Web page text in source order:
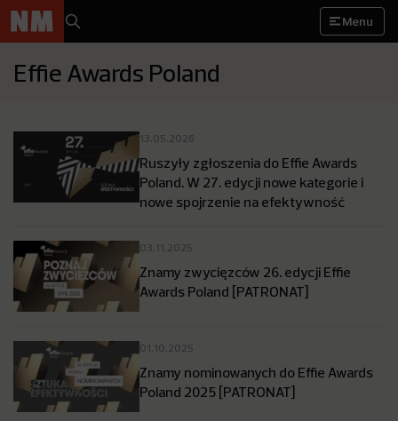
Menu
Effie Awards Poland
13.05.2026
Ruszyły zgłoszenia do Effie Awards
Poland. W 27. edycji nowe kategorie i
nowe spojrzenie na efektywność
03.11.2025
Znamy zwycięzców 26. edycji Effie
Awards Poland [PATRONAT]
01.10.2025
Znamy nominowanych do Effie Awards
Poland 2025 [PATRONAT]